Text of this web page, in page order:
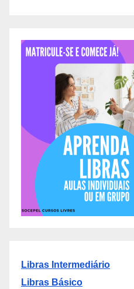
Libras Intermediário
Libras Básico